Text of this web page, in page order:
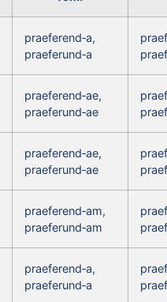
praeferend‑a,
praeferund‑a
praeferend‑ae,
praeferund‑ae
praeferend‑ae,
praeferund‑ae
praeferend‑am,
praeferund‑am
praeferend‑a,
praeferund‑a